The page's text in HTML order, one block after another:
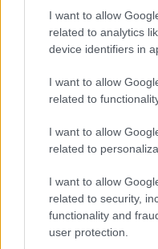
I want to allow
related to analytics
device identifiers in
I want to allow
related to
I want to allow
related to
I want to allow
related to security,
functionality and
user protection.